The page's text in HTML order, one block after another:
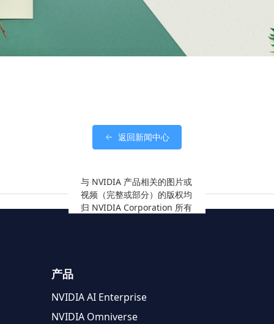
返回新闻中心
与 NVIDIA 产品相关的图片或
视频（完整或部分）的版权均
归 NVIDIA Corporation 所有
产品
NVIDIA AI Enterprise
NVIDIA Omniverse